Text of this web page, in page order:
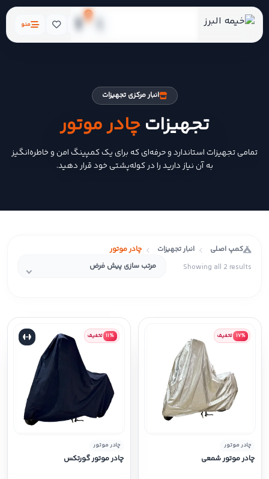
0
منو
انبار مرکزی تجهیزات
تجهیزاتچادر موتور
تمامی تجهیزات استاندارد و حرفه‌ای که برای یک کمپینگ امن و خاطره‌انگیز
به آن نیاز دارید را در کوله‌پشتی خود قرار دهید.
کمپ اصلی انبار تجهیزات
چادر موتور
Showing all 2 results
۱۷٪ تخفیف
چادر موتور
چادر موتور شمعی
۱۱٪ تخفیف
چادر موتور
چادر موتور گورتکس